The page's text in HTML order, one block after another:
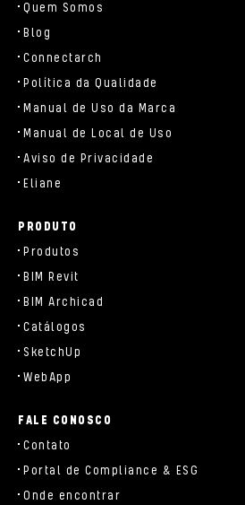
Quem Somos
Blog
Connectarch
Política da Qualidade
Manual de Uso da Marca
Manual de Local de Uso
Aviso de Privacidade
Eliane
PRODUTO
Produtos
BIM Revit
BIM Archicad
Catálogos
SketchUp
WebApp
FALE CONOSCO
Contato
Portal de Compliance & ESG
Onde encontrar